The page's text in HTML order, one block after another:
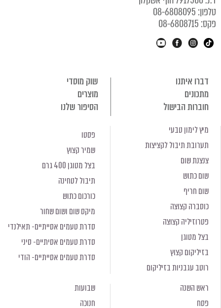
טלפון: 08-6808095
פקס: 08-6808715
דברו איתנו
שוק מוסדי
מתכונים
מוצרים
חוברות הבישול
הסיפור שלנו
מיץ לימון טבעי
תערובת תיבול לקציצות
צנצנת שום
שום כתוש
שום חריף
כוסברה קצוצה
פטרוזיליה קצוצה
בצל מטוגן
בזיליקום קצוץ
רוטב עגבניות בזיליקום
פסטו
שמיר קצוץ
בצל מטוגן 400 גרם
תיבול לטחינה
כורכום כתוש
מיקס שום ושום שחור
סדרת טעמים אסייתיים- תאילנדי
סדרת טעמים אסיתיים- סיני
סדרת טעמים אסייתיים- הודי
ראש השנה
פסח
שבועות
חנוכה